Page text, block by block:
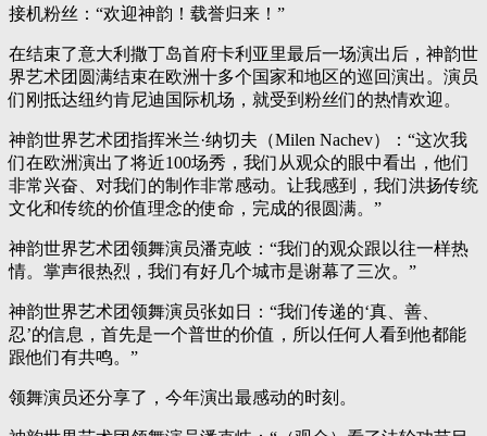
接机粉丝：“欢迎神韵！载誉归来！”
在结束了意大利撒丁岛首府卡利亚里最后一场演出后，神韵世
界艺术团圆满结束在欧洲十多个国家和地区的巡回演出。演员
们刚抵达纽约肯尼迪国际机场，就受到粉丝们的热情欢迎。
神韵世界艺术团指挥米兰·纳切夫（Milen Nachev）：“这次我
们在欧洲演出了将近100场秀，我们从观众的眼中看出，他们
非常兴奋、对我们的制作非常感动。让我感到，我们洪扬传统
文化和传统的价值理念的使命，完成的很圆满。”
神韵世界艺术团领舞演员潘克岐：“我们的观众跟以往一样热
情。掌声很热烈，我们有好几个城市是谢幕了三次。”
神韵世界艺术团领舞演员张如日：“我们传递的‘真、善、
忍’的信息，首先是一个普世的价值，所以任何人看到他都能
跟他们有共鸣。”
领舞演员还分享了，今年演出最感动的时刻。